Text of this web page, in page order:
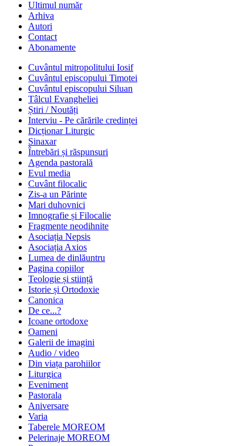
Ultimul număr
Arhiva
Autori
Contact
Abonamente
Cuvântul mitropolitului Iosif
Cuvântul episcopului Timotei
Cuvântul episcopului Siluan
Tâlcul Evangheliei
Știri / Noutăți
Interviu - Pe cărările credinței
Dicționar Liturgic
Sinaxar
Întrebări și răspunsuri
Agenda pastorală
Evul media
Cuvânt filocalic
Zis-a un Părinte
Mari duhovnici
Imnografie și Filocalie
Fragmente neodihnite
Asociația Nepsis
Asociația Axios
Lumea de dinlăuntru
Pagina copiilor
Teologie și stiință
Istorie și Ortodoxie
Canonica
De ce...?
Icoane ortodoxe
Oameni
Galerii de imagini
Audio / video
Din viața parohiilor
Liturgica
Eveniment
Pastorala
Aniversare
Varia
Taberele MOREOM
Pelerinaje MOREOM